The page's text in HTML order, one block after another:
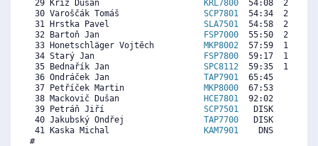
29 Kříž Dušan
KRL7800
54:08  2539
30 Varoščák Tomáš SCP7801
54:34  2454
31 Hrstka Pavel SLA7501
54:58  2375
32 Bartoň Jan
FSP7000
55:50  2204
33 Honetschläger Vojtěch MKP8002
57:59  1780
34 Starý Jan
FSP7800
59:17  1524
35 Bednařík Jan SPC8112
59:35  1465
36 Ondráček Jan TAP7901
65:45   251
37 Petříček Martin MKP8000
67:53     0
38 Mackovič Dušan
HCE7801
92:02     0
39 Petráň Jiří SCP7501
DISK     0
40 Jakubský Ondřej TAP7700
DISK     0
41 Kaska Michal
KAM7901
DNS     0